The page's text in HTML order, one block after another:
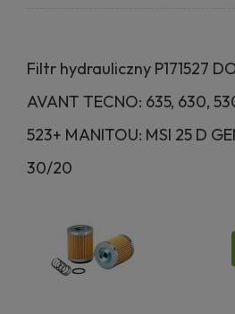
Filtr hydrauliczny P171527
AVANT TECNO: 635, 630,
523+ MANITOU: MSI 25 D
30/20